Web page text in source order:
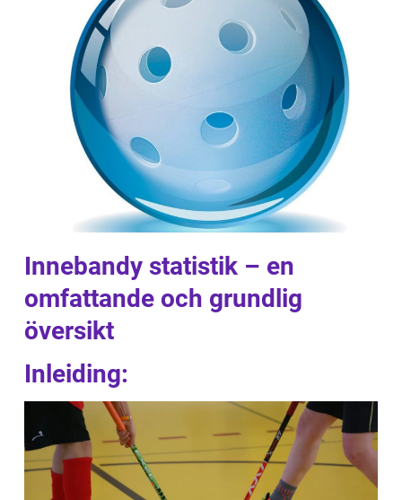
Innebandy statistik – en
omfattande och grundlig
översikt
Inleiding: